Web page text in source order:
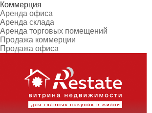
Коммерция
Аренда офиса
Аренда склада
Аренда торговых помещений
Продажа коммерции
Продажа офиса